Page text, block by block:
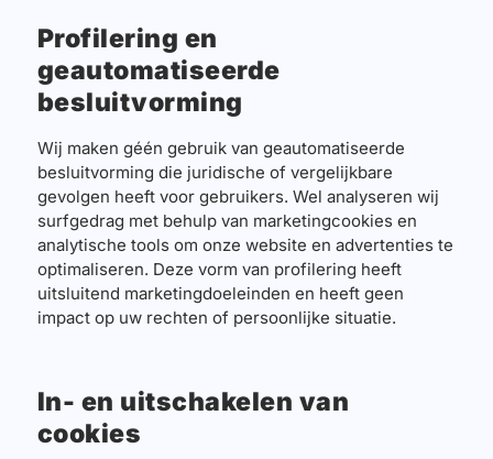
Profilering en
geautomatiseerde
besluitvorming
Wij maken géén gebruik van geautomatiseerde
besluitvorming die juridische of vergelijkbare
gevolgen heeft voor gebruikers. Wel analyseren wij
surfgedrag met behulp van marketingcookies en
analytische tools om onze website en advertenties te
optimaliseren. Deze vorm van profilering heeft
uitsluitend marketingdoeleinden en heeft geen
impact op uw rechten of persoonlijke situatie.
In- en uitschakelen van
cookies